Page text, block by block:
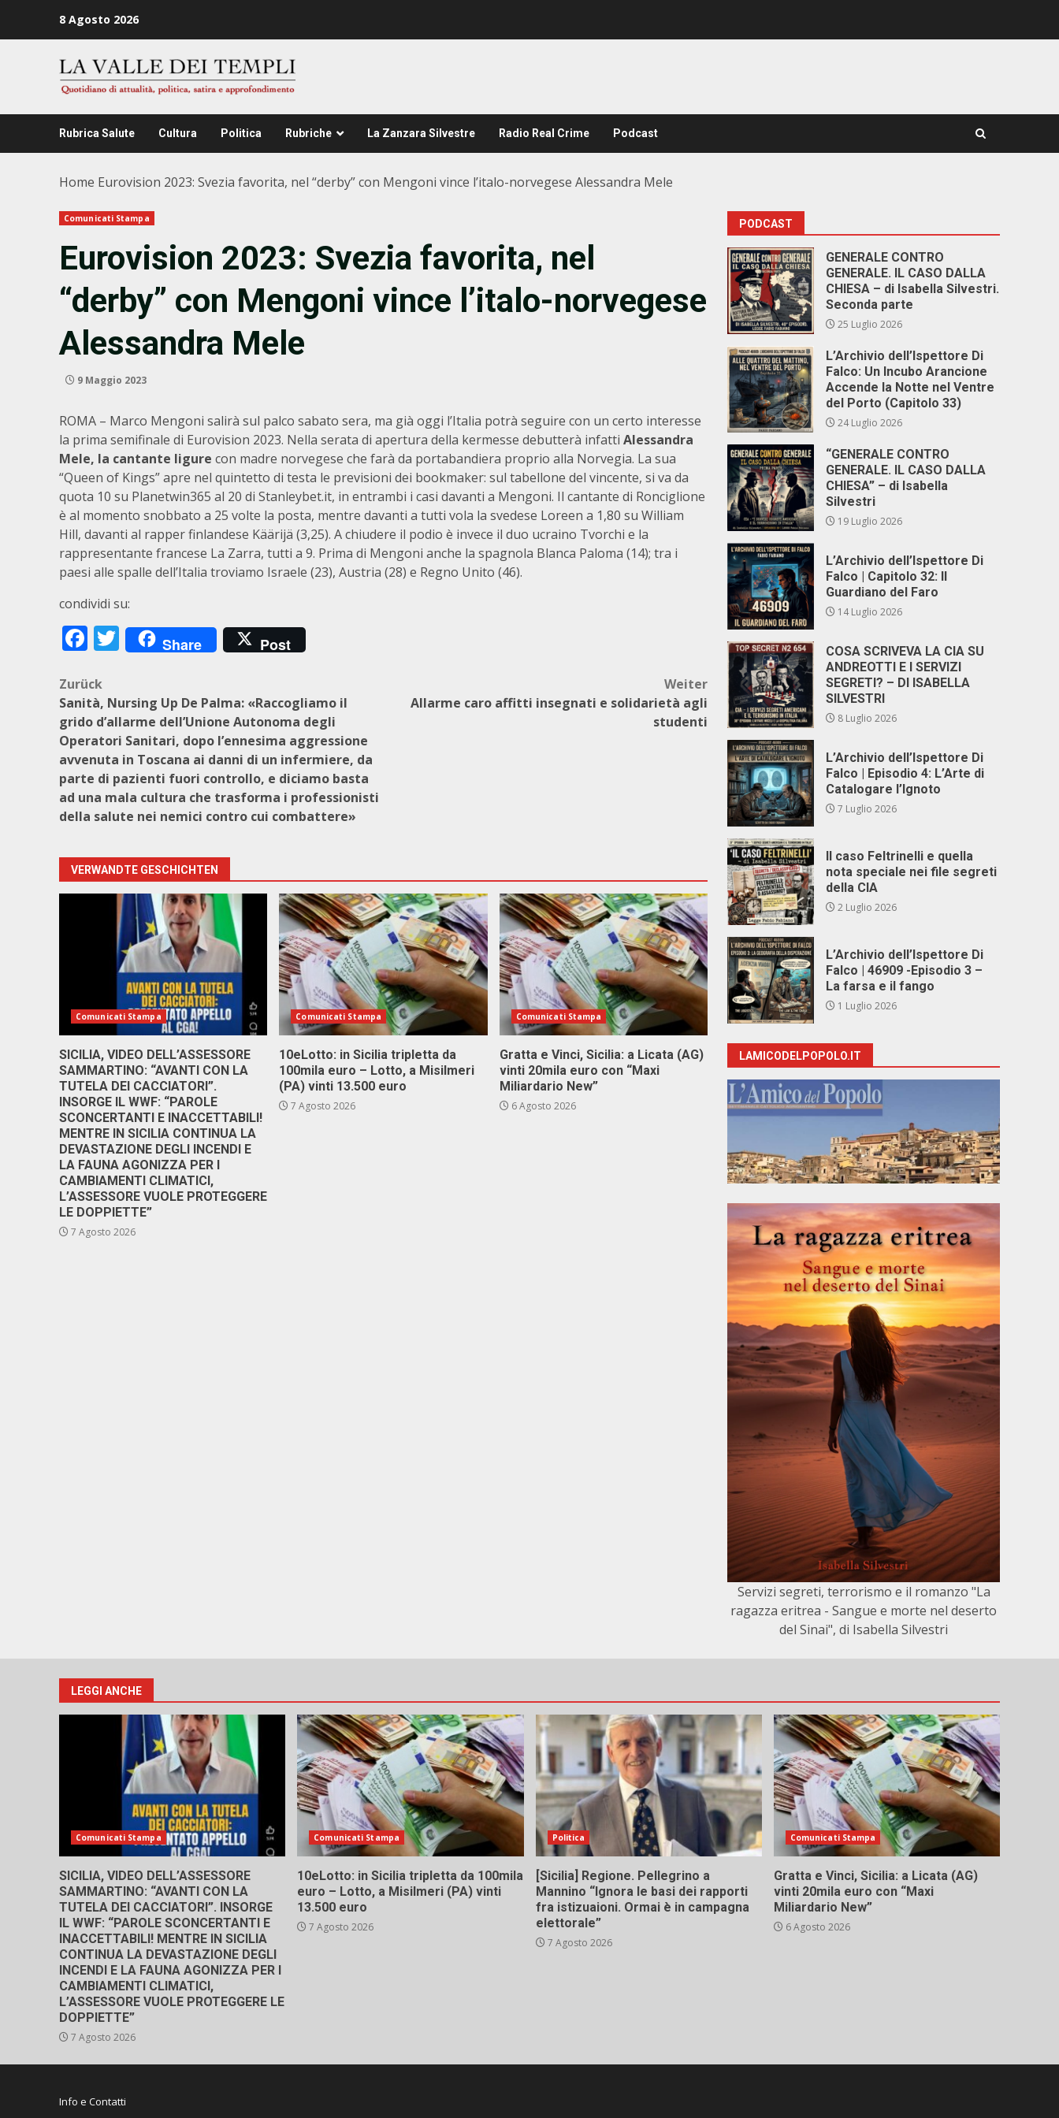
8 Agosto 2026
Rubrica Salute Cultura Politica Rubriche La Zanzara Silvestre Radio Real Crime Podcast
Home Eurovision 2023: Svezia favorita, nel “derby” con Mengoni vince l’italo-norvegese Alessandra Mele
Comunicati Stampa
Eurovision 2023: Svezia favorita, nel
“derby” con Mengoni vince l’italo-norvegese
Alessandra Mele
9 Maggio 2023
ROMA – Marco Mengoni salirà sul palco sabato sera, ma già oggi l’Italia potrà seguire con un certo interesse
la prima semifinale di Eurovision 2023. Nella serata di apertura della kermesse debutterà infatti Alessandra
Mele, la cantante ligure con madre norvegese che farà da portabandiera proprio alla Norvegia. La sua
“Queen of Kings” apre nel quintetto di testa le previsioni dei bookmaker: sul tabellone del vincente, si va da
quota 10 su Planetwin365 al 20 di Stanleybet.it, in entrambi i casi davanti a Mengoni. Il cantante di Ronciglione
è al momento snobbato a 25 volte la posta, mentre davanti a tutti vola la svedese Loreen a 1,80 su William
Hill, davanti al rapper finlandese Käärijä (3,25). A chiudere il podio è invece il duo ucraino Tvorchi e la
rappresentante francese La Zarra, tutti a 9. Prima di Mengoni anche la spagnola Blanca Paloma (14); tra i
paesi alle spalle dell’Italia troviamo Israele (23), Austria (28) e Regno Unito (46).
condividi su:
Facebook
Twitter
Share Post
Beitragsnavigation
Zurück
Sanità, Nursing Up De Palma: «Raccogliamo il
grido d’allarme dell’Unione Autonoma degli
Operatori Sanitari, dopo l’ennesima aggressione
avvenuta in Toscana ai danni di un infermiere, da
parte di pazienti fuori controllo, e diciamo basta
ad una mala cultura che trasforma i professionisti
della salute nei nemici contro cui combattere»
Weiter
Allarme caro affitti insegnati e solidarietà agli
studenti
VERWANDTE GESCHICHTEN
Comunicati Stampa
SICILIA, VIDEO DELL’ASSESSORE
SAMMARTINO: “AVANTI CON LA
TUTELA DEI CACCIATORI”.
INSORGE IL WWF: “PAROLE
SCONCERTANTI E INACCETTABILI!
MENTRE IN SICILIA CONTINUA LA
DEVASTAZIONE DEGLI INCENDI E
LA FAUNA AGONIZZA PER I
CAMBIAMENTI CLIMATICI,
L’ASSESSORE VUOLE PROTEGGERE
LE DOPPIETTE”
7 Agosto 2026
Comunicati Stampa
10eLotto: in Sicilia tripletta da
100mila euro – Lotto, a Misilmeri
(PA) vinti 13.500 euro
7 Agosto 2026
Comunicati Stampa
Gratta e Vinci, Sicilia: a Licata (AG)
vinti 20mila euro con “Maxi
Miliardario New”
6 Agosto 2026
PODCAST
GENERALE CONTRO
GENERALE. IL CASO DALLA
CHIESA – di Isabella Silvestri.
Seconda parte
25 Luglio 2026
L’Archivio dell’Ispettore Di
Falco: Un Incubo Arancione
Accende la Notte nel Ventre
del Porto (Capitolo 33)
24 Luglio 2026
“GENERALE CONTRO
GENERALE. IL CASO DALLA
CHIESA” – di Isabella
Silvestri
19 Luglio 2026
L’Archivio dell’Ispettore Di
Falco | Capitolo 32: Il
Guardiano del Faro
14 Luglio 2026
COSA SCRIVEVA LA CIA SU
ANDREOTTI E I SERVIZI
SEGRETI? – DI ISABELLA
SILVESTRI
8 Luglio 2026
L’Archivio dell’Ispettore Di
Falco | Episodio 4: L’Arte di
Catalogare l’Ignoto
7 Luglio 2026
Il caso Feltrinelli e quella
nota speciale nei file segreti
della CIA
2 Luglio 2026
L’Archivio dell’Ispettore Di
Falco | 46909 -Episodio 3 –
La farsa e il fango
1 Luglio 2026
LAMICODELPOPOLO.IT
Servizi segreti, terrorismo e il romanzo "La
ragazza eritrea - Sangue e morte nel deserto
del Sinai", di Isabella Silvestri
LEGGI ANCHE
Comunicati Stampa
SICILIA, VIDEO DELL’ASSESSORE
SAMMARTINO: “AVANTI CON LA
TUTELA DEI CACCIATORI”. INSORGE
IL WWF: “PAROLE SCONCERTANTI E
INACCETTABILI! MENTRE IN SICILIA
CONTINUA LA DEVASTAZIONE DEGLI
INCENDI E LA FAUNA AGONIZZA PER I
CAMBIAMENTI CLIMATICI,
L’ASSESSORE VUOLE PROTEGGERE LE
DOPPIETTE”
7 Agosto 2026
Comunicati Stampa
10eLotto: in Sicilia tripletta da 100mila
euro – Lotto, a Misilmeri (PA) vinti
13.500 euro
7 Agosto 2026
Politica
[Sicilia] Regione. Pellegrino a
Mannino “Ignora le basi dei rapporti
fra istizuaioni. Ormai è in campagna
elettorale”
7 Agosto 2026
Comunicati Stampa
Gratta e Vinci, Sicilia: a Licata (AG)
vinti 20mila euro con “Maxi
Miliardario New”
6 Agosto 2026
Info e Contatti